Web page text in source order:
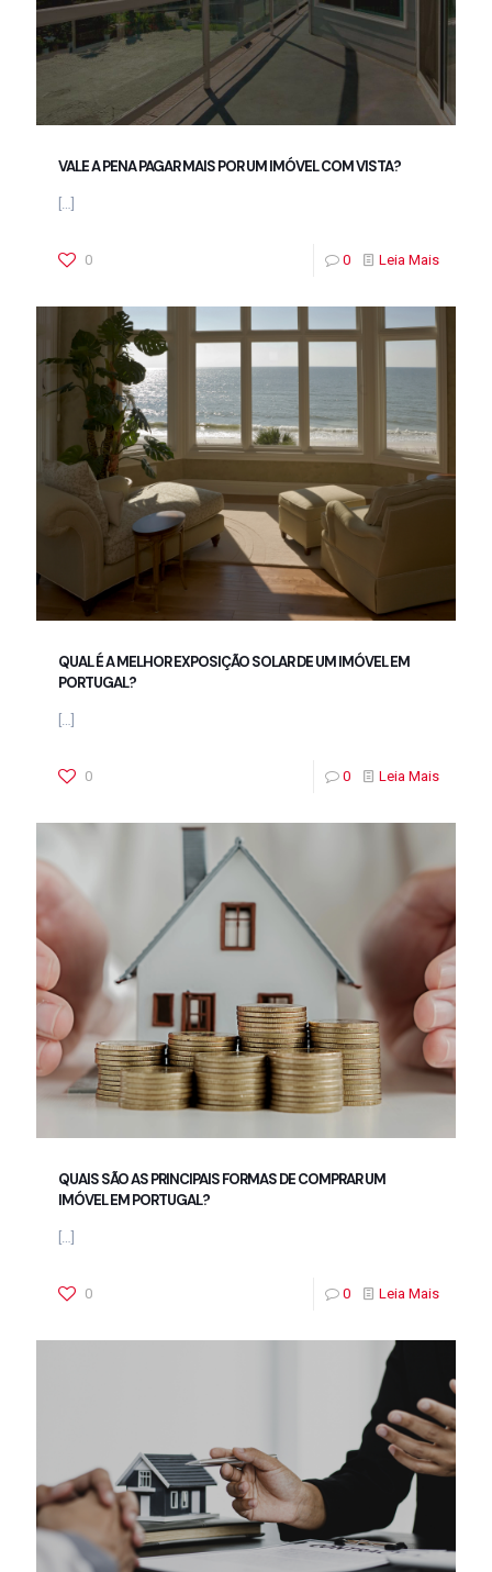
VALE A PENA PAGAR MAIS POR UM IMÓVEL COM VISTA?
[…]
0 0 Leia Mais
QUAL É A MELHOR EXPOSIÇÃO SOLAR DE UM IMÓVEL EM
PORTUGAL?
[…]
0 0 Leia Mais
QUAIS SÃO AS PRINCIPAIS FORMAS DE COMPRAR UM
IMÓVEL EM PORTUGAL?
[…]
0 0 Leia Mais